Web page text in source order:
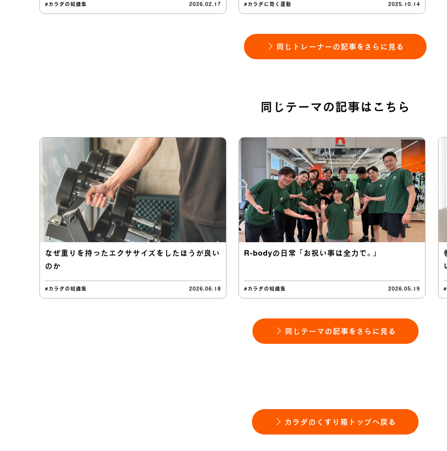
#カラダの知識集 2026.02.17 #カラダに効く運動 2025.10.14
同じトレーナーの記事をさらに見る
同じテーマの記事はこちら
なぜ重りを持ったエクササイズをしたほうが良い
のか
#カラダの知識集 2026.06.18
R-bodyの日常 「お祝い事は全力で。」
#カラダの知識集 2026.05.19
同じテーマの記事をさらに見る
カラダのくすり箱トップへ戻る